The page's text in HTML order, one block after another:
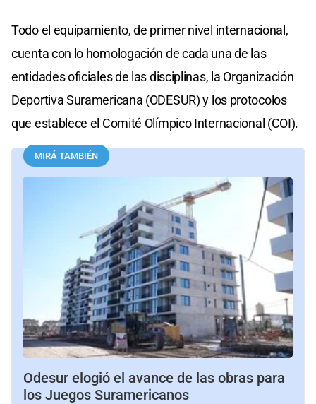
Todo el equipamiento, de primer nivel internacional,
cuenta con lo homologación de cada una de las
entidades oficiales de las disciplinas, la Organización
Deportiva Suramericana (ODESUR) y los protocolos
que establece el Comité Olímpico Internacional (COI).
MIRÁ TAMBIÉN
Odesur elogió el avance de las obras para
los Juegos Suramericanos